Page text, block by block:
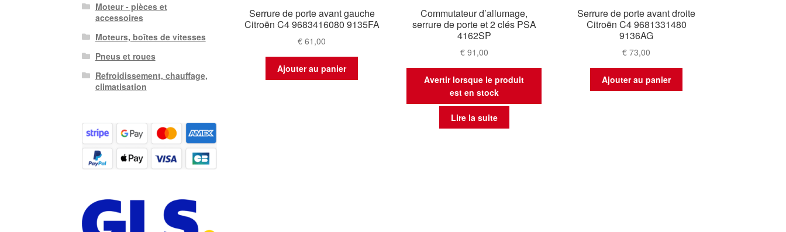
Serrure de porte avant gauche
Citroën C4 9683416080 9135FA
€ 61,00
Ajouter au panier
Commutateur d’allumage,
serrure de porte et 2 clés PSA
4162SP
€91,00
Avertir lorsque le produit
est en stock
Lire la suite
Serrure de porte avant droite
Citroën C4 9681331480
9136AG
€ 73,00
Ajouter au panier
Moteur - pièces et
accessoires
Moteurs, boîtes de vitesses
Pneus et roues
Refroidissement, chauffage,
climatisation